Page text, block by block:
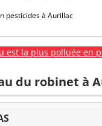
pesticides à Aurillac
est la plus polluée en
du robinet à